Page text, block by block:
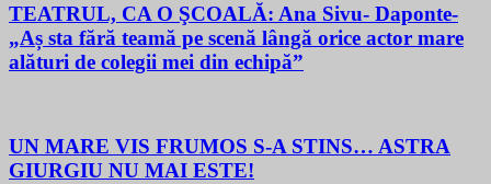
TEATRUL, CA O ŞCOALĂ: Ana Sivu- Daponte-
„Aș sta fără teamă pe scenă lângă orice actor mare
alături de colegii mei din echipă”
UN MARE VIS FRUMOS S-A STINS… ASTRA
GIURGIU NU MAI ESTE!